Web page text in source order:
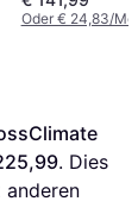
Oder € 24,83/
. Dies
anderen